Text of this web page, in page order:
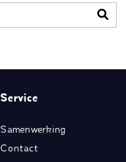
Service
Samenwerking
Contact